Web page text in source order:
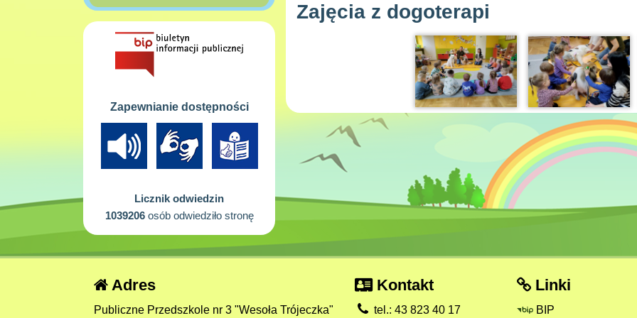
Zajęcia z dogoterapi
Zapewnianie dostępności
Licznik odwiedzin
1039206osób odwiedziło stronę
Adres
Publiczne Przedszkole nr 3 "Wesoła Trójeczka"
Kontakt
tel.: 43 823 40 17
Linki
BIP